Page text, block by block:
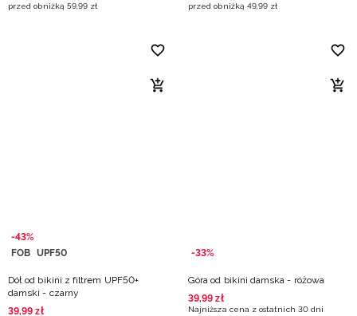
przed obniżką 59,99 zł
przed obniżką 49,99 zł
-43%
FOB UPF50
Dół od bikini z filtrem UPF50+
damski - czarny
39,99 zł
-33%
Góra od bikini damska - różowa
39,99 zł
Najniższa cena z ostatnich 30 dni